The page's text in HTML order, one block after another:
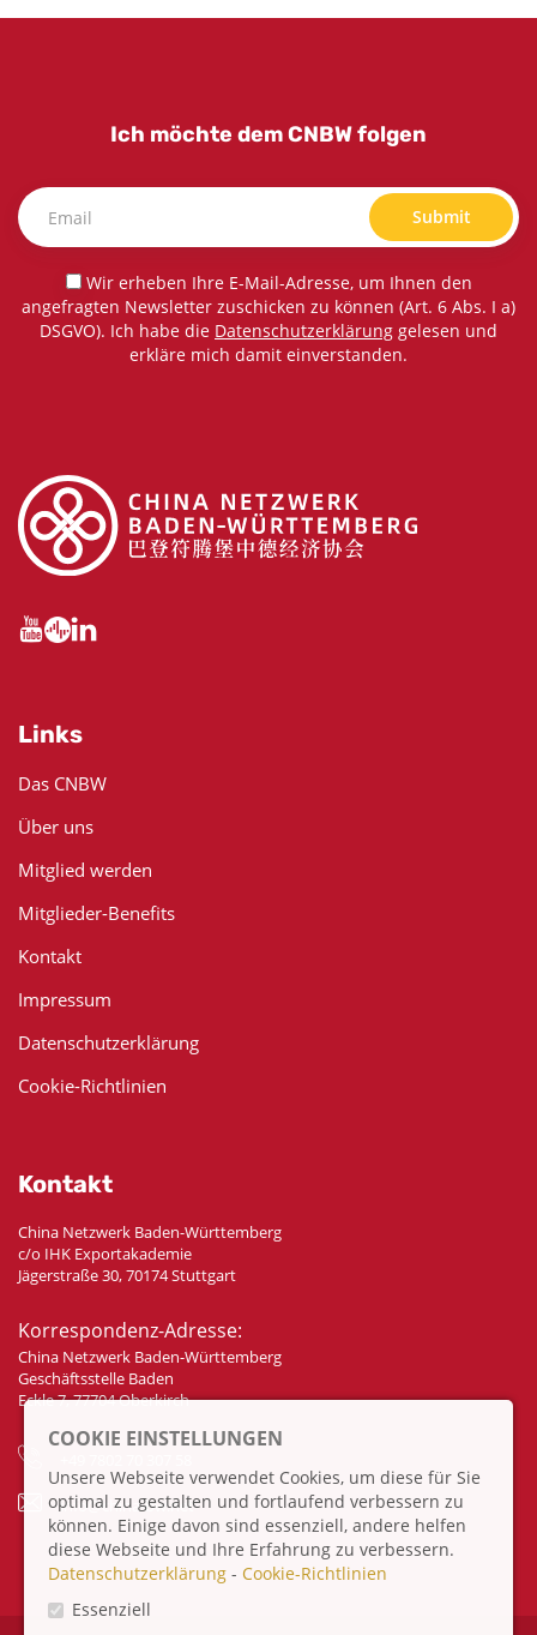
Ich möchte dem CNBW folgen
Submit
Wir erheben Ihre E-Mail-Adresse, um Ihnen den
angefragten Newsletter zuschicken zu können (Art. 6 Abs. I a)
DSGVO). Ich habe die Datenschutzerklärung gelesen und
erkläre mich damit einverstanden.
Links
Das CNBW
Über uns
Mitglied werden
Mitglieder-Benefits
Kontakt
Impressum
Datenschutzerklärung
Cookie-Richtlinien
Kontakt
China Netzwerk Baden-Württemberg
c/o IHK Exportakademie
Jägerstraße 30, 70174 Stuttgart
Korrespondenz-Adresse:
China Netzwerk Baden-Württemberg
Geschäftsstelle Baden
Eckle 7, 77704 Oberkirch
info@china-bw.net
COOKIE EINSTELLUNGEN
Unsere Webseite verwendet Cookies, um diese für Sie
optimal zu gestalten und fortlaufend verbessern zu
können. Einige davon sind essenziell, andere helfen
diese Webseite und Ihre Erfahrung zu verbessern.
Datenschutzerklärung - Cookie-Richtlinien
Essenziell